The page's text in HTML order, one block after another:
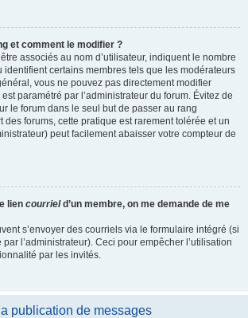
et comment le modifier ?
associés au nom d’utilisateur, indiquent le nombre
identifient certains membres tels que les modérateurs
vous ne pouvez pas directement modifier
est paramétré par l’administrateur du forum. Évitez de
le forum dans le seul but de passer au rang
des forums, cette pratique est rarement tolérée et un
peut facilement abaisser votre compteur de
lien courrield’un membre, on me demande de me
s’envoyer des courriels via le formulaire intégré (si
par l’administrateur). Ceci pour empêcher l’utilisation
par les invités.
publication de messages